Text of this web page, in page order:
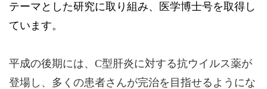
テーマとした研究に取り組み、医学博士号を取得し
ています。
平成の後期には、C型肝炎に対する抗ウイルス薬が
登場し、多くの患者さんが完治を目指せるようにな